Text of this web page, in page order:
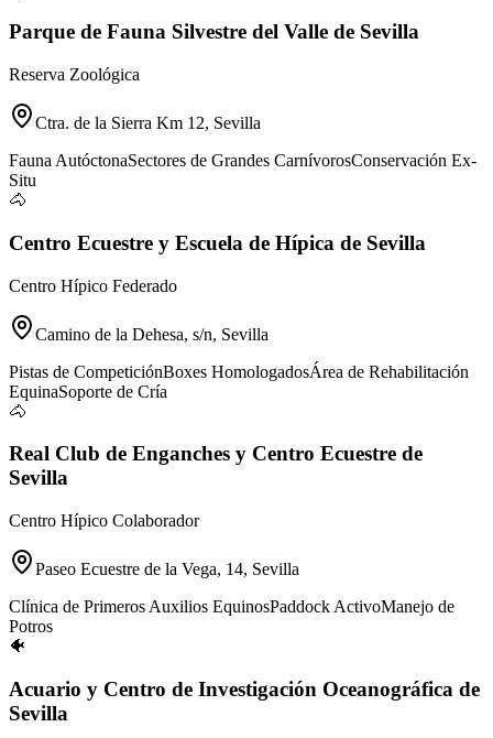
Parque de Fauna Silvestre del Valle de Sevilla
Reserva Zoológica
Ctra. de la Sierra Km 12, Sevilla
Fauna AutóctonaSectores de Grandes CarnívorosConservación Ex-
Situ
🐴
Centro Ecuestre y Escuela de Hípica de Sevilla
Centro Hípico Federado
Camino de la Dehesa, s/n, Sevilla
Pistas de CompeticiónBoxes HomologadosÁrea de Rehabilitación
EquinaSoporte de Cría
🐴
Real Club de Enganches y Centro Ecuestre de
Sevilla
Centro Hípico Colaborador
Paseo Ecuestre de la Vega, 14, Sevilla
Clínica de Primeros Auxilios EquinosPaddock ActivoManejo de
Potros
🐠
Acuario y Centro de Investigación Oceanográfica de
Sevilla